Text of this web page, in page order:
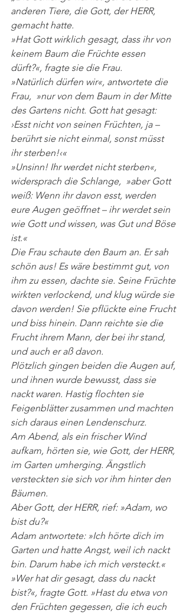
anderen Tiere, die Gott, der HERR,
gemacht hatte.
»Hat Gott wirklich gesagt, dass ihr von
keinem Baum die Früchte essen
dürft?«, fragte sie die Frau.
»Natürlich dürfen wir«, antwortete die
Frau, »nur von dem Baum in der Mitte
des Gartens nicht. Gott hat gesagt:
›Esst nicht von seinen Früchten, ja –
berührt sie nicht einmal, sonst müsst
ihr sterben!‹«
»Unsinn! Ihr werdet nicht sterben«,
widersprach die Schlange, »aber Gott
weiß: Wenn ihr davon esst, werden
eure Augen geöffnet – ihr werdet sein
wie Gott und wissen, was Gut und Böse
ist.«
Die Frau schaute den Baum an. Er sah
schön aus! Es wäre bestimmt gut, von
ihm zu essen, dachte sie. Seine Früchte
wirkten verlockend, und klug würde sie
davon werden! Sie pflückte eine Frucht
und biss hinein. Dann reichte sie die
Frucht ihrem Mann, der bei ihr stand,
und auch er aß davon.
Plötzlich gingen beiden die Augen auf,
und ihnen wurde bewusst, dass sie
nackt waren. Hastig flochten sie
Feigenblätter zusammen und machten
sich daraus einen Lendenschurz.
Am Abend, als ein frischer Wind
aufkam, hörten sie, wie Gott, der HERR,
im Garten umherging. Ängstlich
versteckten sie sich vor ihm hinter den
Bäumen.
Aber Gott, der HERR, rief: »Adam, wo
bist du?«
Adam antwortete: »Ich hörte dich im
Garten und hatte Angst, weil ich nackt
bin. Darum habe ich mich versteckt.«
»Wer hat dir gesagt, dass du nackt
bist?«, fragte Gott. »Hast du etwa von
den Früchten gegessen, die ich euch